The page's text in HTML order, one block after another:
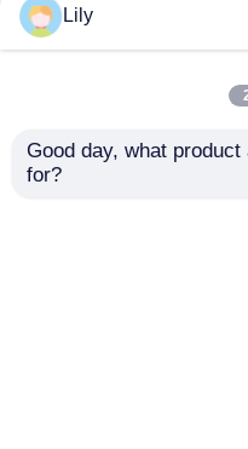
Maszyna do produkcji
pudełek z tektury
Lily
Good day, what
for?